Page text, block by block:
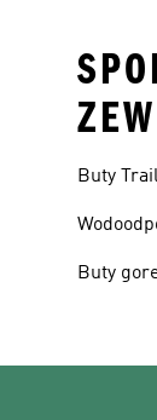
Buty
Buty